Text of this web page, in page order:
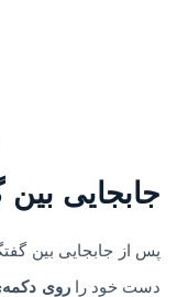
جابجایی بین
پس از جابجایی بین
دست خود راروی